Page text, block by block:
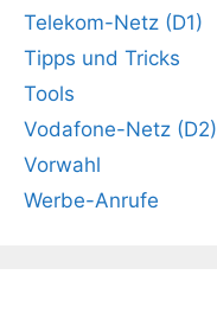
Telekom-Netz (D1)
Tipps und Tricks
Tools
Vodafone-Netz (D2)
Vorwahl
Werbe-Anrufe